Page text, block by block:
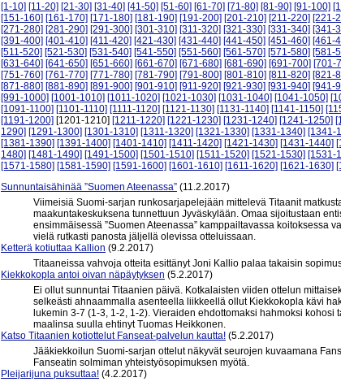
[1-10] [11-20] [21-30] [31-40] [41-50] [51-60] [61-70] [71-80] [81-90] [91-100]
[151-160] [161-170] [171-180] [181-190] [191-200] [201-210] [211-220] [221-
[271-280] [281-290] [291-300] [301-310] [311-320] [321-330] [331-340] [341-
[391-400] [401-410] [411-420] [421-430] [431-440] [441-450] [451-460] [461-
[511-520] [521-530] [531-540] [541-550] [551-560] [561-570] [571-580] [581-
[631-640] [641-650] [651-660] [661-670] [671-680] [681-690] [691-700] [701-
[751-760] [761-770] [771-780] [781-790] [791-800] [801-810] [811-820] [821-
[871-880] [881-890] [891-900] [901-910] [911-920] [921-930] [931-940] [941-
[991-1000] [1001-1010] [1011-1020] [1021-1030] [1031-1040] [1041-1050]
[1091-1100] [1101-1110] [1111-1120] [1121-1130] [1131-1140] [1141-1150]
[1191-1200] [1201-1210] [1211-1220] [1221-1230] [1231-1240] [1241-1250]
1290] [1291-1300] [1301-1310] [1311-1320] [1321-1330] [1331-1340] [1341-
[1381-1390] [1391-1400] [1401-1410] [1411-1420] [1421-1430] [1431-1440]
1480] [1481-1490] [1491-1500] [1501-1510] [1511-1520] [1521-1530] [1531-
[1571-1580] [1581-1590] [1591-1600] [1601-1610] [1611-1620] [1621-1630]
Sunnuntaisähinää ”Suomen Ateenassa” (11.2.2017)
Viimeisiä Suomi-sarjan runkosarjapelejään mittelevä Titaanit
maakuntakeskuksena tunnettuun Jyväskylään. Omaa sijoitustaan
ensimmäisessä ”Suomen Ateenassa” kamppailtavassa koitoksessa
vielä rutkasti panosta jäljellä olevissa otteluissaan.
Ketterä kotiuttaa Kallion (9.2.2017)
Titaaneissa vahvoja otteita esittänyt Joni Kallio palaa takaisin
Kiekkokopla antoi oivan näpäytyksen (5.2.2017)
Ei ollut sunnuntai Titaanien päivä. Kotkalaisten viiden ottelun
selkeästi ahnaammalla asenteella liikkeellä ollut Kiekkokopla kävi
lukemin 3-7 (1-3, 1-2, 1-2). Vieraiden ehdottomaksi hahmoksi
maalinsa suulla ehtinyt Tuomas Heikkonen.
Katso Titaanien kotiottelut Fanseat-palvelun kautta! (5.2.2017)
Jääkiekkoilun Suomi-sarjan ottelut näkyvät seurojen kuvaamana
Fanseatin solmiman yhteistyösopimuksen myötä.
Pleijarijuna puksuttaa! (4.2.2017)